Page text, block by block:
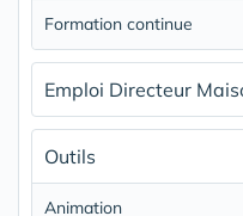
Formation continue
Emploi Directeur
Outils
Animation